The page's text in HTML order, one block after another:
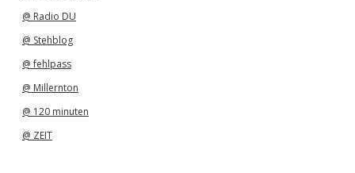
@ Radio DU
@ Stehblog
@ fehlpass
@ Millernton
@ 120 minuten
@ ZEIT